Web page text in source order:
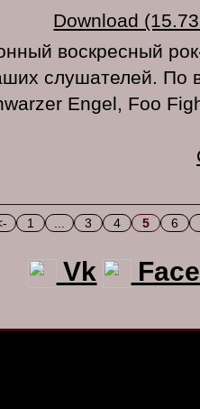
Download
воскресный
слушателей. По
Engel, Foo
1 3 4 5 6
Vk